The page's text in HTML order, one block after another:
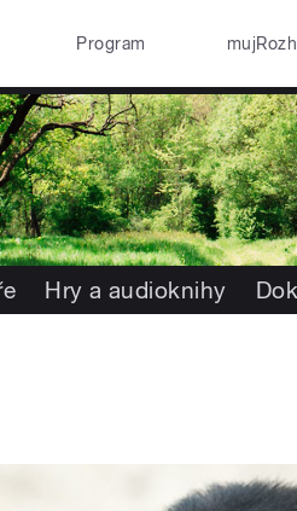
Program
Hry a audioknihy